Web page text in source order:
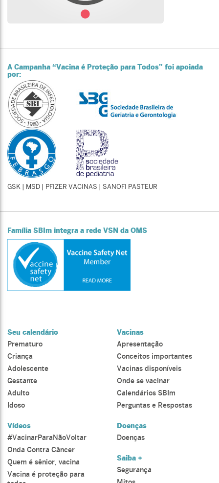
A Campanha “Vacina é Proteção para Todos” foi apoiada
por:
GSK | MSD | PFIZER VACINAS | SANOFI PASTEUR
Família SBIm integra a rede VSN da OMS
Seu calendário
Prematuro
Criança
Adolescente
Gestante
Adulto
Idoso
Vacinas
Apresentação
Conceitos importantes
Vacinas disponíveis
Onde se vacinar
Calendários SBIm
Perguntas e Respostas
Vídeos
#VacinarParaNãoVoltar
Onda Contra Câncer
Quem é sênior, vacina
Vacina é proteção para
Doenças
Doenças
Saiba +
Segurança